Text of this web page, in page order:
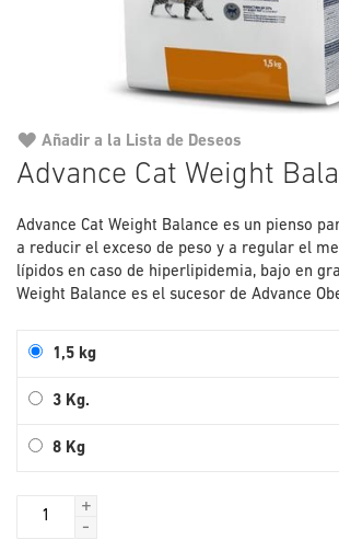
Advance Cat Weight
Advance Cat Weight Balance es un pienso
a reducir el exceso de peso y a regular el
lípidos en caso de hiperlipidemia, bajo en
Weight Balance es el sucesor de Advance
1,5 kg
3 Kg.
8 Kg
+
-
Añadir a la Lista de Deseos
al
de
la
galería
de